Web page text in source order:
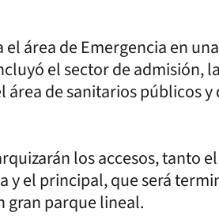
área de Emergencia en una
el sector de admisión,
de sanitarios públicos y
los accesos, tanto
y el principal, que será
gran parque lineal.